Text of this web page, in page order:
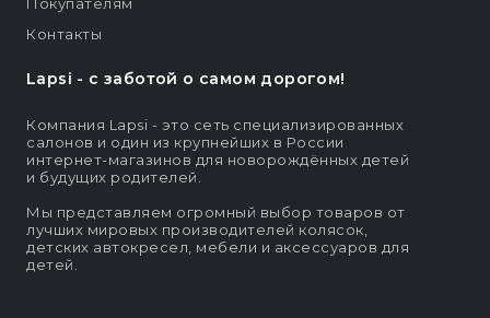
Lapsi - c заботой о самом дорогом!
Компания Lapsi - это сеть специализированных
салонов и один из крупнейших в России
интернет-магазинов для новорождённых детей
и будущих родителей.
Мы представляем огромный выбор товаров от
лучших мировых производителей колясок,
детских автокресел, мебели и аксессуаров для
детей.
Покупателям
Контакты